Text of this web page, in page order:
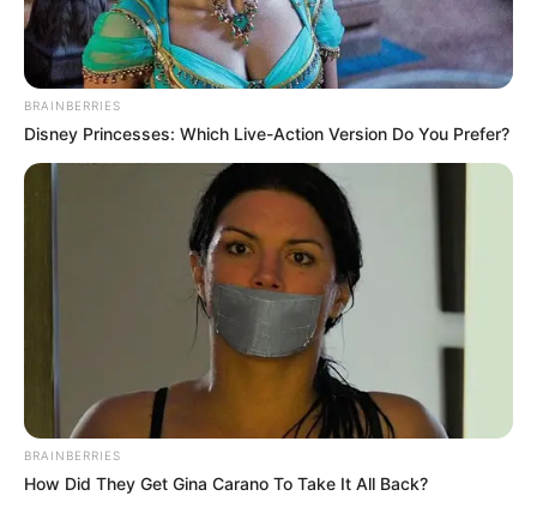
BRAINBERRIES
Disney Princesses: Which Live-Action Version Do You Prefer?
BRAINBERRIES
How Did They Get Gina Carano To Take It All Back?